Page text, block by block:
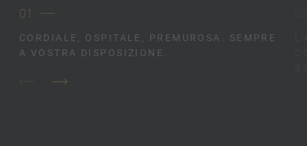
01
CORDIALE, OSPITALE, PREMUROSA. SEMPRE
A VOSTRA DISPOSIZIONE.